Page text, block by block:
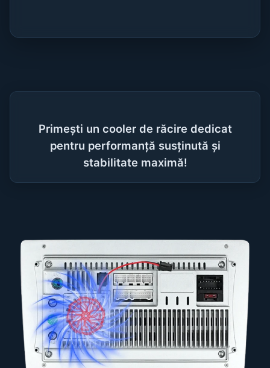
Primești un cooler de răcire dedicat
pentru performanță susținută și
stabilitate maximă!